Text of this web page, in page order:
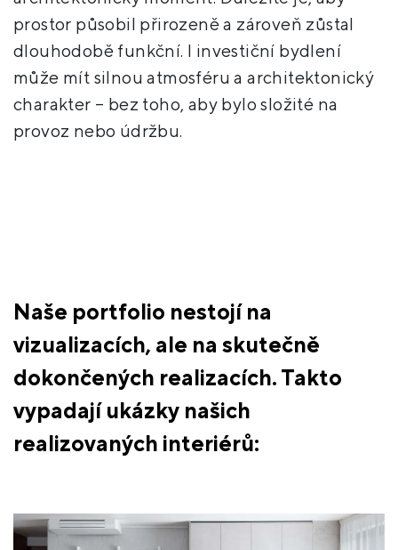
prostor působil přirozeně a zároveň zůstal
dlouhodobě funkční. I investiční bydlení
může mít silnou atmosféru a architektonický
charakter – bez toho, aby bylo složité na
provoz nebo údržbu.
Naše portfolio nestojí na
vizualizacích, ale na skutečně
dokončených realizacích. Takto
vypadají ukázky našich
realizovaných interiérů: